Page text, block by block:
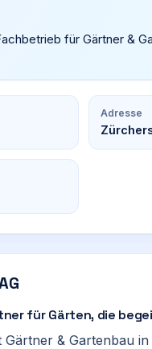
für Gärtner &
Adresse
für Gärten, die
Gärtner & Gartenbau in